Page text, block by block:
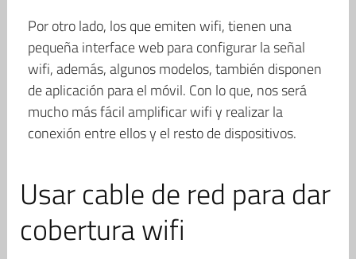
Por otro lado, los que emiten wifi, tienen una
pequeña interface web para configurar la señal
wifi, además, algunos modelos, también disponen
de aplicación para el móvil. Con lo que, nos será
mucho más fácil amplificar wifi y realizar la
conexión entre ellos y el resto de dispositivos.
Usar cable de red para dar
cobertura wifi